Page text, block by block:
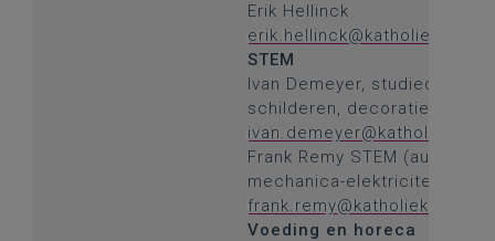
Erik Hellinck
STEM
Ivan Demeyer, studiedomein
schilderen, decoratie)
Frank Remy STEM (auto,
mechanica-elektriciteit)
Voeding en horeca